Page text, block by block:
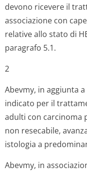
devono ricevere il
associazione con
relative allo stato di
paragrafo 5.1.
2
Abevmy, in aggiunta
indicato per il
adulti con carcinoma
non resecabile,
istologia a
Abevmy, in